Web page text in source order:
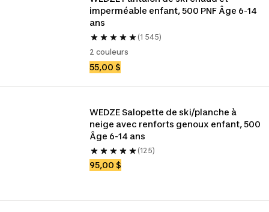
imperméable enfant, 500 PNF Âge 6-14
ans
(1 545)
2 couleurs
55,00 $
WEDZE Salopette de ski/planche à
neige avec renforts genoux enfant, 500
Âge 6-14 ans
(125)
95,00 $